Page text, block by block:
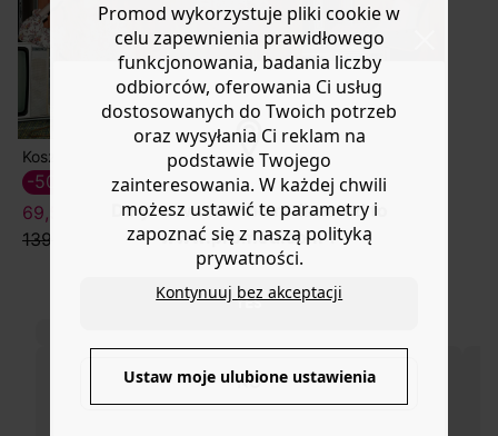
Do you want to be redirected to
www.promod.com ?
YES
NO
Koszula w kwiatki
69,50 ZŁ
139,90 zł
-50%
Spodnie w kwiatki
59,50 ZŁ
199,90 zł
-70%
79,50 ZŁ
159,90 zł
-50%
Promod wykorzystuje pliki cookie w
celu zapewnienia prawidłowego
funkcjonowania, badania liczby
odbiorców, oferowania Ci usług
dostosowanych do Twoich potrzeb
oraz wysyłania Ci reklam na
podstawie Twojego
zainteresowania. W każdej chwili
możesz ustawić te parametry i
zapoznać się z naszą polityką
prywatności.
Kontynuuj bez akceptacji
Ustaw moje ulubione ustawienia